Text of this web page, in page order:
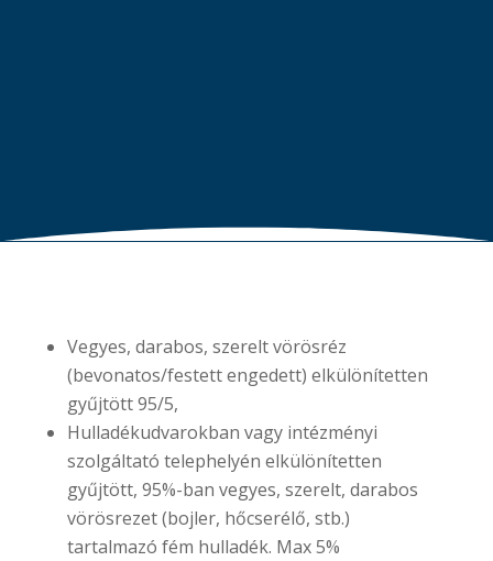
Vegyes, darabos, szerelt vörösréz
(bevonatos/festett engedett) elkülönítetten
gyűjtött 95/5,
Hulladékudvarokban vagy intézményi
szolgáltató telephelyén elkülönítetten
gyűjtött, 95%-ban vegyes, szerelt, darabos
vörösrezet (bojler, hőcserélő, stb.)
tartalmazó fém hulladék. Max 5%